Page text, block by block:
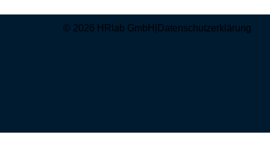
© 2026 HRlab GmbH Datenschutzerklärung